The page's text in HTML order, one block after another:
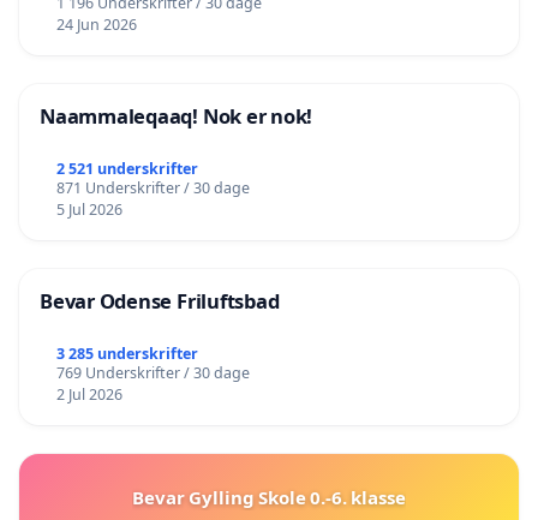
24 Jun 2026
Naammaleqaaq! Nok er nok!
2 521 underskrifter
871 Underskrifter / 30 dage
5 Jul 2026
Bevar Odense Friluftsbad
3 285 underskrifter
769 Underskrifter / 30 dage
2 Jul 2026
Bevar Gylling Skole 0.-6. klasse